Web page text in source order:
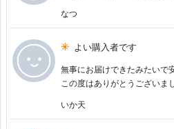
なつ
よい購入者です
無事にお届けできたみたいで
この度はありがとうございまし
いか天